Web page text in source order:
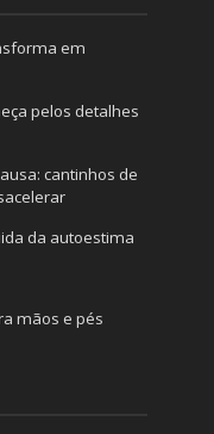
em
pelos detalhes
cantinhos de
da autoestima
mãos e pés